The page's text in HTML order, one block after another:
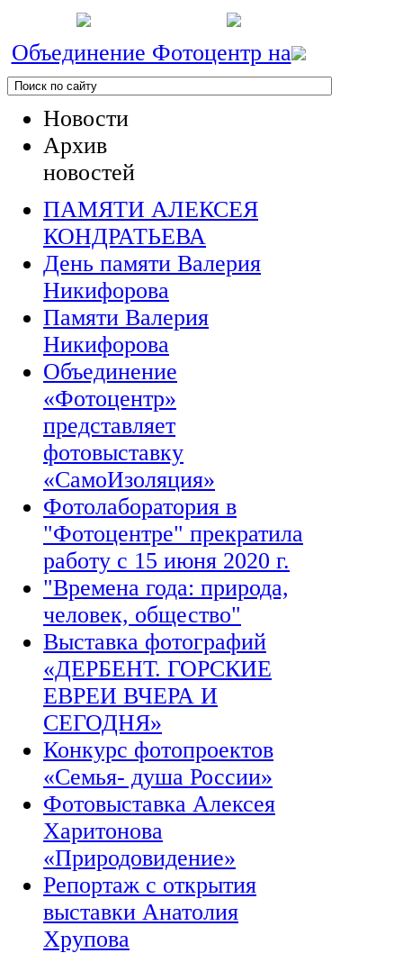
Объединение Фотоцентр на
Новости
Архив
новостей
ПАМЯТИ АЛЕКСЕЯ
КОНДРАТЬЕВА
День памяти Валерия
Никифорова
Памяти Валерия
Никифорова
Объединение
«Фотоцентр»
представляет
фотовыставку
«СамоИзоляция»
Фотолаборатория в
"Фотоцентре" прекратила
работу с 15 июня 2020 г.
"Времена года: природа,
человек, общество"
Выставка фотографий
«ДЕРБЕНТ. ГОРСКИЕ
ЕВРЕИ ВЧЕРА И
СЕГОДНЯ»
Конкурс фотопроектов
«Семья- душа России»
Фотовыставка Алексея
Харитонова
«Природовидение»
Репортаж с открытия
выставки Анатолия
Хрупова